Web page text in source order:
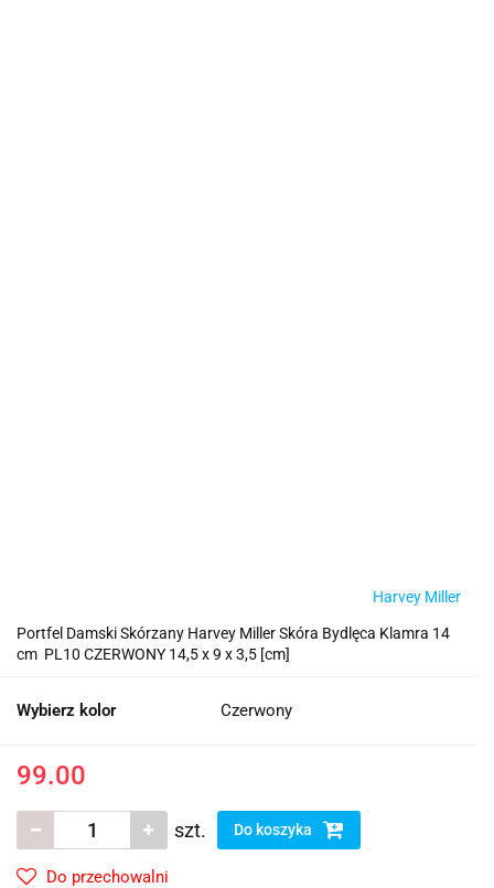
Harvey Miller
Portfel Damski Skórzany Harvey Miller Skóra Bydlęca Klamra 14
cm PL10 CZERWONY 14,5 x 9 x 3,5 [cm]
Wybierz kolor Czerwony
99.00
szt. Do koszyka
Do przechowalni